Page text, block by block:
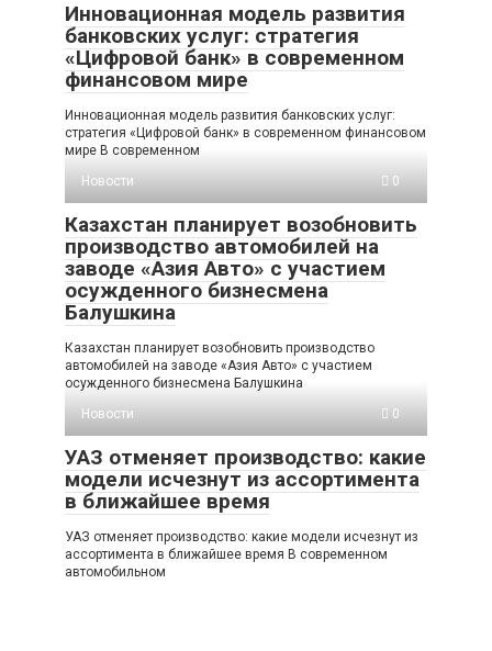
Инновационная модель развития
банковских услуг: стратегия
«Цифровой банк» в современном
финансовом мире
Инновационная модель развития банковских услуг:
стратегия «Цифровой банк» в современном финансовом
мире В современном
Новости
0
Казахстан планирует возобновить
производство автомобилей на
заводе «Азия Авто» с участием
осужденного бизнесмена
Балушкина
Казахстан планирует возобновить производство
автомобилей на заводе «Азия Авто» с участием
осужденного бизнесмена Балушкина
Новости
0
УАЗ отменяет производство: какие
модели исчезнут из ассортимента
в ближайшее время
УАЗ отменяет производство: какие модели исчезнут из
ассортимента в ближайшее время В современном
автомобильном